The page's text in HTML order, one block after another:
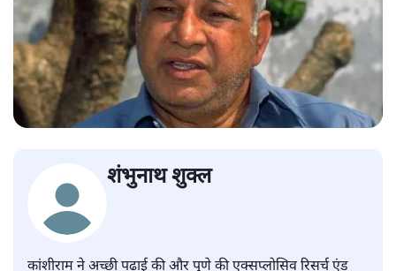
शंभुनाथ शुक्ल
कांशीराम ने अच्छी पढ़ाई की और पुणे की एक्सप्लोसिव रिसर्च एंड